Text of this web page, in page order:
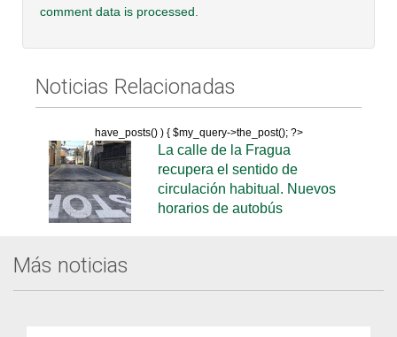
comment data is processed
Noticias Relacionadas
have_posts() ) { $my_query->the_post(); ?>
La calle de la Fragua
recupera el sentido de
circulación habitual. Nuevos
horarios de autobús
Más noticias